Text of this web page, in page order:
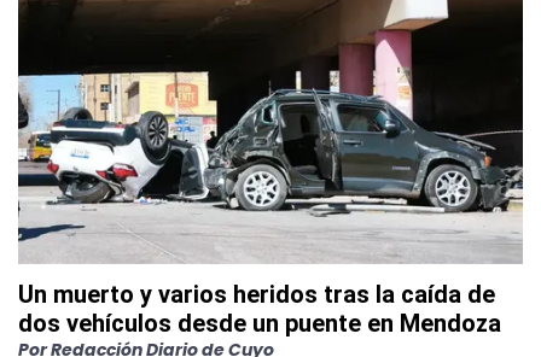
Un muerto y varios heridos tras la caída de
dos vehículos desde un puente en Mendoza
PorRedacción Diario de Cuyo